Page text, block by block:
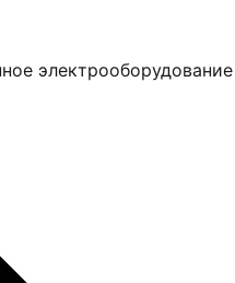
электрооборудование